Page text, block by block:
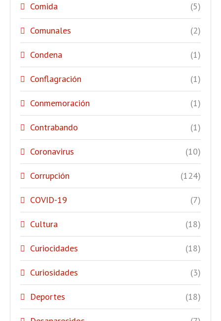
Comida (5)
Comunales (2)
Condena (1)
Conflagración (1)
Conmemoración (1)
Contrabando (1)
Coronavirus (10)
Corrupción (124)
COVID-19 (7)
Cultura (18)
Curiocidades (18)
Curiosidades (3)
Deportes (18)